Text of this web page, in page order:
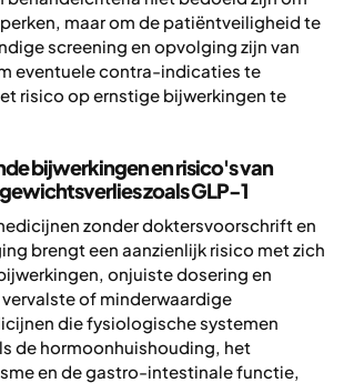
maar om de patiëntveiligheid te
screening en opvolging zijn van
eventuele contra-indicaties te
risico op ernstige bijwerkingen te
bijwerkingen en risico's van
zoals GLP-1
zonder doktersvoorschrift en
brengt een aanzienlijk risico met zich
onjuiste dosering en
of minderwaardige
die fysiologische systemen
de hormoonhuishouding, het
en de gastro-intestinale functie,